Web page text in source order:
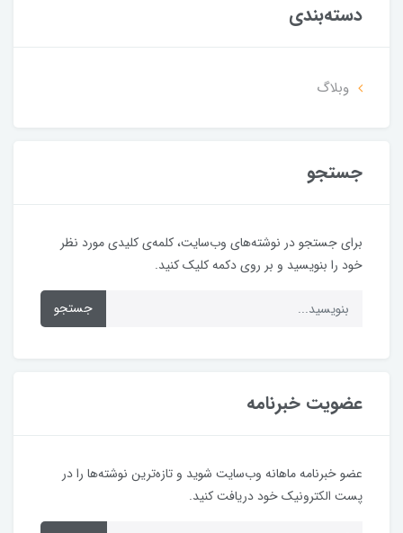
دسته‌بندی
وبلاگ
جستجو
برای جستجو در نوشته‌های وب‌سایت، کلمه‌ی کلیدی مورد نظر
خود را بنویسید و بر روی دکمه کلیک کنید.
جستجو
عضویت خبرنامه
عضو خبرنامه ماهانه وب‌سایت شوید و تازه‌ترین نوشته‌ها را در
پست الکترونیک خود دریافت کنید.